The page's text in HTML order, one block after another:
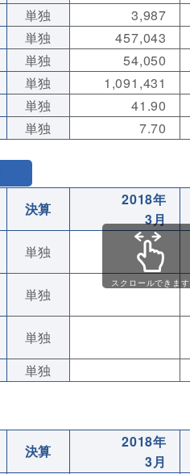
単独 3,987
単独 457,043
単独 54,050
単独 1,091,431
単独 41.90
単独 7.70
決算
2018年
3月
単独
単独
単独
単独
決算
2018年
3月
スクロールできます